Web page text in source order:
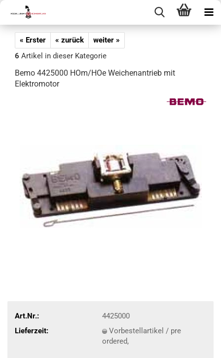
« Erster « zurück
weiter »
6 Artikel in dieser Kategorie
Bemo 4425000 HOm/HOe Weichenantrieb mit
Elektromotor
Art.Nr.:
4425000
Lieferzeit:
Vorbestellartikel / pre
ordered,